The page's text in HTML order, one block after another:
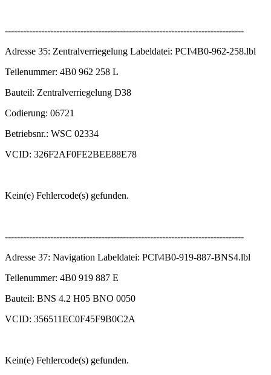
-------------------------------------------------------------------------------
Adresse 35: Zentralverriegelung Labeldatei: PCI\4B0-962-258.lbl
Teilenummer: 4B0 962 258 L
Bauteil: Zentralverriegelung D38
Codierung: 06721
Betriebsnr.: WSC 02334
VCID: 326F2AF0FE2BEE88E78
Kein(e) Fehlercode(s) gefunden.
-------------------------------------------------------------------------------
Adresse 37: Navigation Labeldatei: PCI\4B0-919-887-BNS4.lbl
Teilenummer: 4B0 919 887 E
Bauteil: BNS 4.2 H05 BNO 0050
VCID: 356511EC0F45F9B0C2A
Kein(e) Fehlercode(s) gefunden.